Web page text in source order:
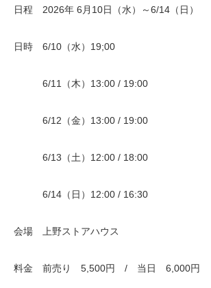
日程 2026年 6月10日（水）～6/14（日）
日時 6/10（水）19;00
6/11（木）13:00 / 19:00
6/12（金）13:00 / 19:00
6/13（土）12:00 / 18:00
6/14（日）12:00 / 16:30
会場 上野ストアハウス
料金 前売り 5,500円 / 当日 6,000